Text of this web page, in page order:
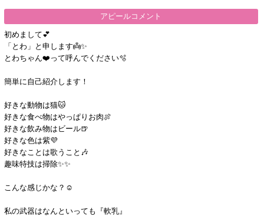
アピールコメント
初めまして💕
「とわ」と申します👼✨
とわちゃん❤️って呼んでください🫧
簡単に自己紹介します！
好きな動物は猫🐱
好きな食べ物はやっぱりお肉🍖
好きな飲み物はビール🍺
好きな色は紫💜
好きなことは歌うこと🎶
趣味特技は掃除✨✨
こんな感じかな？☺️
私の武器はなんといっても『軟乳』